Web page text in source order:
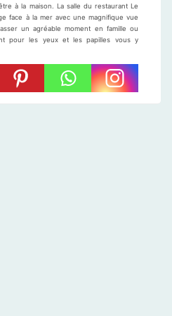
à la maison. La salle du restaurant Le
face à la mer avec une magnifique vue
un agréable moment en famille ou
pour les yeux et les papilles vous y